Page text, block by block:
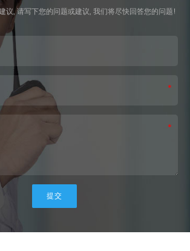
议, 请写下您的问题或建议, 我们将尽快回答您的问题!